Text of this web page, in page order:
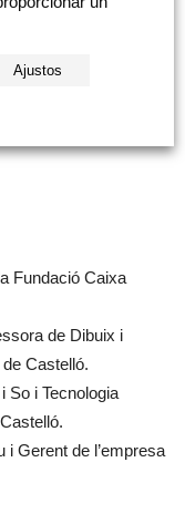
per l’empresa
Fundació Caixa
de Dibuix i
Castelló.
So i Tecnologia
i Gerent de l’empresa
Ajustos